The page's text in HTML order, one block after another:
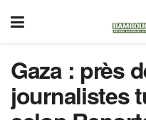
Gaza : près
journalistes